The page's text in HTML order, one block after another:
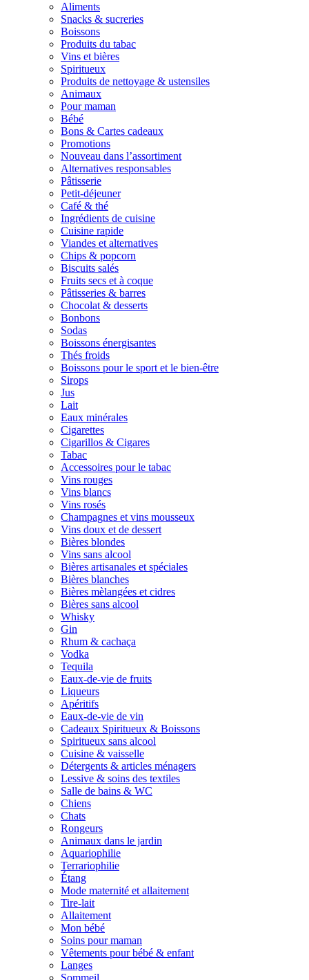
Aliments
Snacks & sucreries
Boissons
Produits du tabac
Vins et bières
Spiritueux
Produits de nettoyage & ustensiles
Animaux
Pour maman
Bébé
Bons & Cartes cadeaux
Promotions
Nouveau dans l’assortiment
Alternatives responsables
Pâtisserie
Petit-déjeuner
Café & thé
Ingrédients de cuisine
Cuisine rapide
Viandes et alternatives
Chips & popcorn
Biscuits salés
Fruits secs et à coque
Pâtisseries & barres
Chocolat & desserts
Bonbons
Sodas
Boissons énergisantes
Thés froids
Boissons pour le sport et le bien-être
Sirops
Jus
Lait
Eaux minérales
Cigarettes
Cigarillos & Cigares
Tabac
Accessoires pour le tabac
Vins rouges
Vins blancs
Vins rosés
Champagnes et vins mousseux
Vins doux et de dessert
Bières blondes
Vins sans alcool
Bières artisanales et spéciales
Bières blanches
Bières mèlangées et cidres
Bières sans alcool
Whisky
Gin
Rhum & cachaça
Vodka
Tequila
Eaux-de-vie de fruits
Liqueurs
Apéritifs
Eaux-de-vie de vin
Cadeaux Spiritueux & Boissons
Spiritueux sans alcool
Cuisine & vaisselle
Détergents & articles ménagers
Lessive & soins des textiles
Salle de bains & WC
Chiens
Chats
Rongeurs
Animaux dans le jardin
Aquariophilie
Terrariophilie
Étang
Mode maternité et allaitement
Tire-lait
Allaitement
Mon bébé
Soins pour maman
Vêtements pour bébé & enfant
Langes
Sommeil